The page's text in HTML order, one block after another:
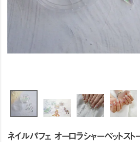
ネイルパフェ オーロラシャーベットスト